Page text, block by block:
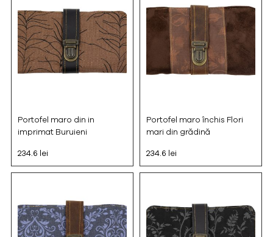
Portofel maro din in
imprimat Buruieni
234.6 lei
Portofel maro închis Flori
mari din grădină
234.6 lei